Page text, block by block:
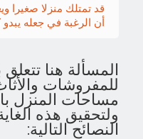
قد تمتلك منزلا صغيرا
أن الرغبة في جعله
المسألة هنا
للمفروشات
مساحات المنزل
ولتحقيق هذه
النصائح التالية: